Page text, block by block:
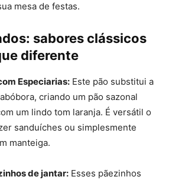
mesa de festas.
sabores clássicos
diferente
Especiarias: Este pão substitui a
criando um pão sazonal
um lindo tom laranja. É versátil o
sanduíches ou simplesmente
manteiga.
de jantar: Esses pãezinhos